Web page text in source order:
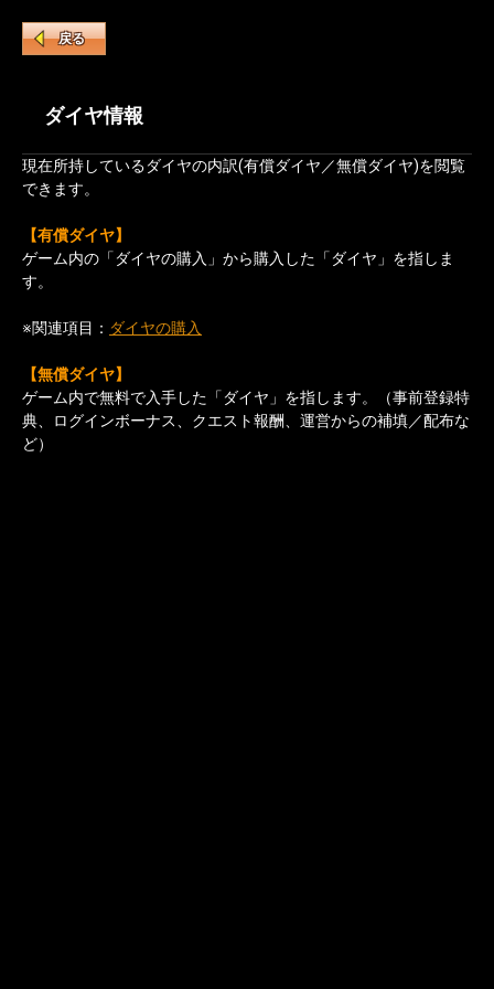
戻る
ダイヤ情報
現在所持しているダイヤの内訳(有償ダイヤ／無償ダイヤ)を閲覧
できます。
【有償ダイヤ】
ゲーム内の「ダイヤの購入」から購入した「ダイヤ」を指しま
す。
※関連項目： ダイヤの購入
【無償ダイヤ】
ゲーム内で無料で入手した「ダイヤ」を指します。（事前登録特
典、ログインボーナス、クエスト報酬、運営からの補填／配布な
ど）